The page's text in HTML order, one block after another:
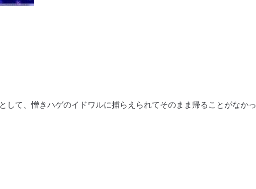
して、憎きハゲのイドワルに捕らえられてそのまま帰ることがなかっ